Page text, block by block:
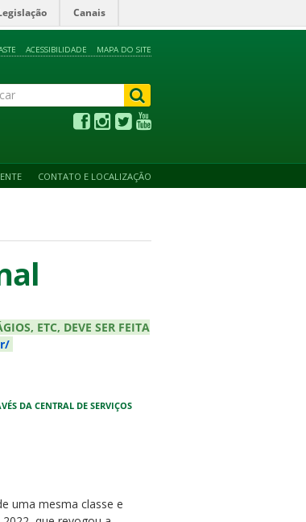
Canais
ACESSIBILIDADE MAPA DO SITE
CONTATO E LOCALIZAÇÃO
ETC, DEVE SER FEITA
DA CENTRAL DE SERVIÇOS
uma mesma classe e